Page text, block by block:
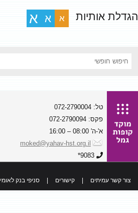
הגדלת אותיות א א א
טל: 072-2790004
פקס: 072-2790094
א'-ה' 08:00 – 16:00
moked@yahav-hst.org.il
9083*
צור קשר עמיתים קישורים סניפי בנק לאומי